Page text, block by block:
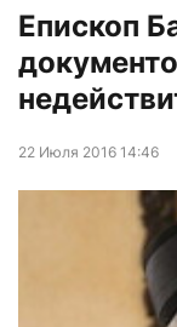
Епископ
22 Июля 2016 14:46